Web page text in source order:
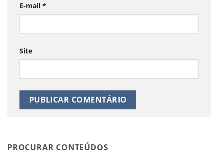
E-mail *
Site
PROCURAR CONTEÚDOS